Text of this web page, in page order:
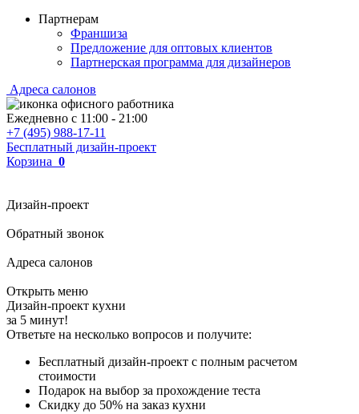
Партнерам
Франшиза
Предложение для оптовых клиентов
Партнерская программа для дизайнеров
Адреса салонов
Ежедневно с 11:00 - 21:00
+7 (495) 988-17-11
Бесплатный дизайн-проект
Корзина 0
Дизайн-проект
Обратный звонок
Адреса салонов
Открыть меню
Дизайн-проект кухни
за 5 минут!
Ответьте на несколько вопросов и получите:
Бесплатный дизайн-проект с полным расчетом
стоимости
Подарок на выбор за прохождение теста
Скидку до 50% на заказ кухни